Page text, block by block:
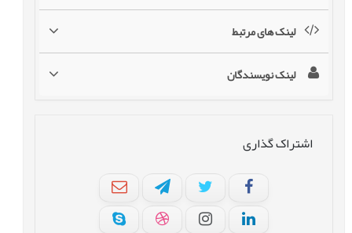
لینک های مرتبط
لینک نویسندگان
اشتراک گذاری